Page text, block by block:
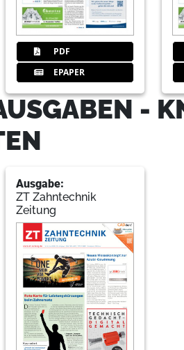
PDF
EPAPER
-
Ausgabe:
ZT Zahntechnik
Zeitung